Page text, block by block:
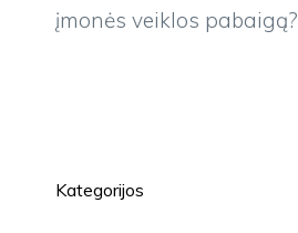
įmonės veiklos pabaigą?
Kategorijos